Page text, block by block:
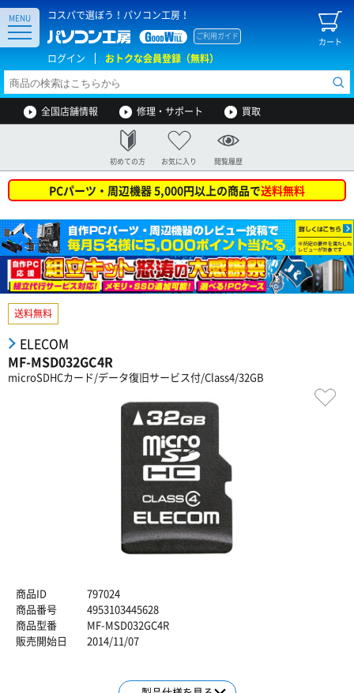
コスパで選ぼう！パソコン工房！
カート
ご利用ガイド
ログイン おトクな会員登録（無料）
MENU
全国店舗情報 修理・サポート 買取
初めての方 お気に入り 閲覧履歴
PCパーツ・周辺機器 5,000円以上の商品で送料無料
送料無料
ELECOM
MF-MSD032GC4R
microSDHCカード/データ復旧サービス付/Class4/32GB
商品ID
797024
商品番号
4953103445628
商品型番
MF-MSD032GC4R
販売開始日
2014/11/07